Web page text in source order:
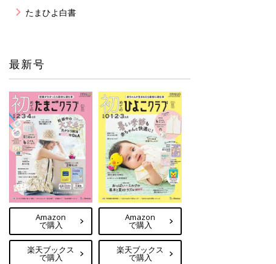
たまひよ白書
最新号
Amazon
で購入
楽天ブックス
で購入
Amazon
で購入
楽天ブックス
で購入